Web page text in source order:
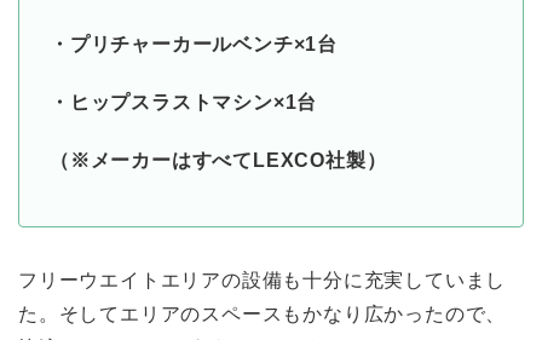
・プリチャーカールベンチ×1台
・ヒップスラストマシン×1台
（※メーカーはすべてLEXCO社製）
フリーウエイトエリアの設備も十分に充実していまし
た。そしてエリアのスペースもかなり広かったので、